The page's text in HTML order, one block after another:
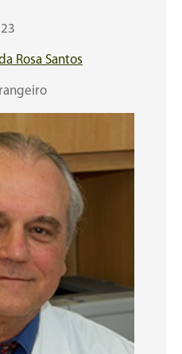
Rosa Santos